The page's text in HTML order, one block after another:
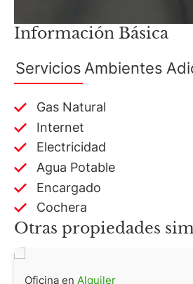
Información Básica
Servicios Ambientes
Gas Natural
Internet
Electricidad
Agua Potable
Encargado
Cochera
Otras propiedades
Oficina en Alquiler